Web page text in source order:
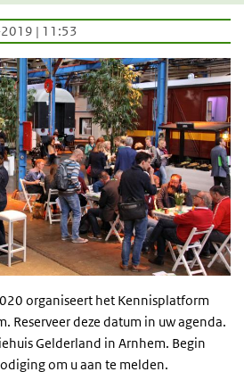
| 11:53
organiseert het Kennisplatform
Reserveer deze datum in uw agenda.
Gelderland in Arnhem. Begin
om u aan te melden.